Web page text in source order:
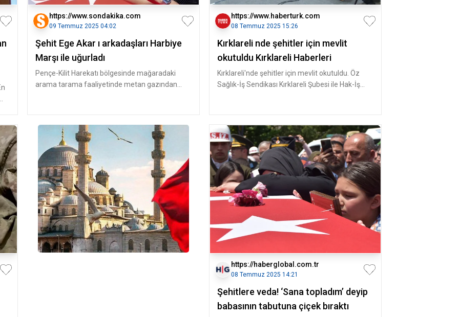
https://www.sondakika.com
09 Temmuz 2025 04:02
Şehit Ege Akar ı arkadaşları Harbiye
Marşı ile uğurladı
Pençe-Kilit Harekatı bölgesinde mağaradaki
arama tarama faaliyetinde metan gazından
https://www.haberturk.com
08 Temmuz 2025 15:26
Kırklareli nde şehitler için mevlit
okutuldu Kırklareli Haberleri
Kırklareli'nde şehitler için mevlit okutuldu. Öz
Sağlık-İş Sendikası Kırklareli Şubesi ile Hak-İş
https://haberglobal.com.tr
08 Temmuz 2025 14:21
Şehitlere veda! ‘Sana topladım’ deyip
babasının tabutuna çiçek bıraktı